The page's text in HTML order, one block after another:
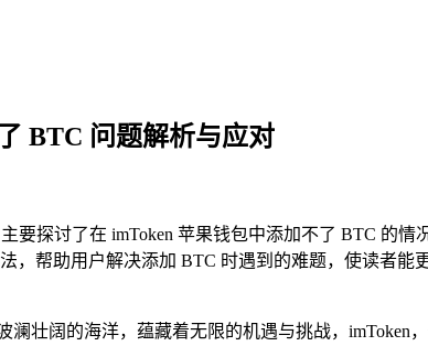
BTC 问题解析与应对
要探讨了在 imToken 苹果钱包中添加不了 BTC 的
，帮助用户解决添加 BTC 时遇到的难题，使读者能
壮阔的海洋，蕴藏着无限的机遇与挑战，